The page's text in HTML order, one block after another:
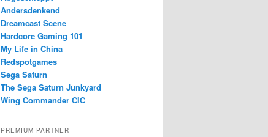
Andersdenkend
Dreamcast Scene
Hardcore Gaming 101
My Life in China
Redspotgames
Sega Saturn
The Sega Saturn Junkyard
Wing Commander CIC
PREMIUM PARTNER